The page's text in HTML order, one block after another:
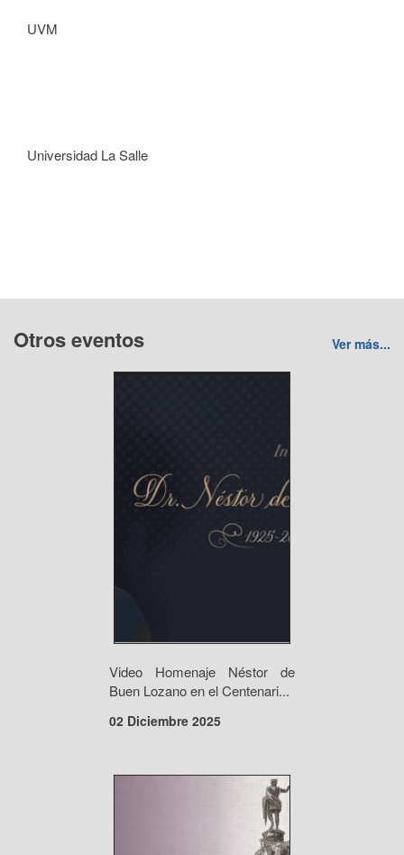
UVM
Universidad La Salle
Otros eventos Ver más...
Video Homenaje Néstor de
Buen Lozano en el Centenari...
02 Diciembre 2025